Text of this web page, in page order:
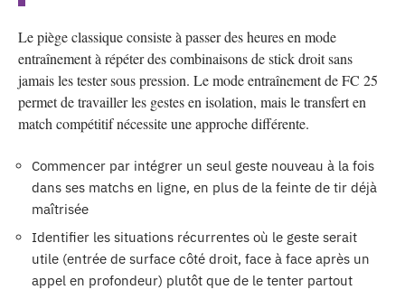
Le piège classique consiste à passer des heures en mode
entraînement à répéter des combinaisons de stick droit sans
jamais les tester sous pression. Le mode entraînement de FC 25
permet de travailler les gestes en isolation, mais le transfert en
match compétitif nécessite une approche différente.
Commencer par intégrer un seul geste nouveau à la fois
dans ses matchs en ligne, en plus de la feinte de tir déjà
maîtrisée
Identifier les situations récurrentes où le geste serait
utile (entrée de surface côté droit, face à face après un
appel en profondeur) plutôt que de le tenter partout